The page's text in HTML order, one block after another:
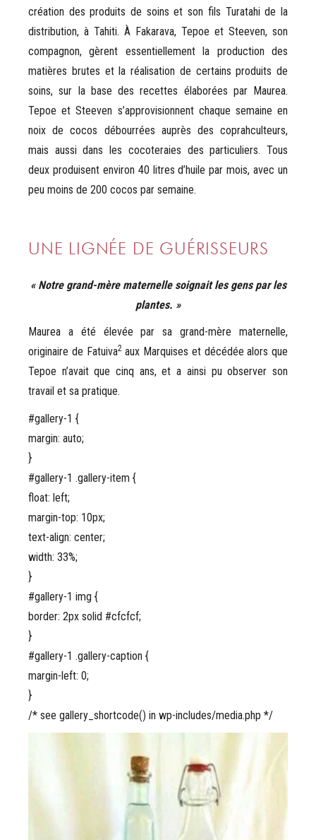
création des produits de soins et son fils Turatahi de la
distribution, à Tahiti. À Fakarava, Tepoe et Steeven, son
compagnon, gèrent essentiellement la production des
matières brutes et la réalisation de certains produits de
soins, sur la base des recettes élaborées par Maurea.
Tepoe et Steeven s’approvisionnent chaque semaine en
noix de cocos débourrées auprès des coprahculteurs,
mais aussi dans les cocoteraies des particuliers. Tous
deux produisent environ 40 litres d’huile par mois, avec un
peu moins de 200 cocos par semaine.
UNE LIGNÉE DE GUÉRISSEURS
« Notre grand-mère maternelle soignait les gens par les
plantes. »
Maurea a été élevée par sa grand-mère maternelle,
originaire de Fatuiva2aux Marquises et décédée alors que
Tepoe n’avait que cinq ans, et a ainsi pu observer son
travail et sa pratique.
#gallery-1 {
margin: auto;
}
#gallery-1 .gallery-item {
float: left;
margin-top: 10px;
text-align: center;
width: 33%;
}
#gallery-1 img {
border: 2px solid #cfcfcf;
}
#gallery-1 .gallery-caption {
margin-left: 0;
}
/* see gallery_shortcode() in wp-includes/media.php */